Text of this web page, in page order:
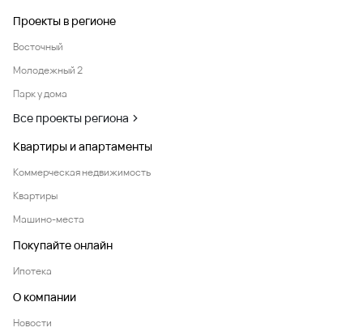
Проекты в регионе
Восточный
Молодежный 2
Парк у дома
Все проекты региона
Квартиры и апартаменты
Коммерческая недвижимость
Квартиры
Машино-места
Покупайте онлайн
Ипотека
О компании
Новости